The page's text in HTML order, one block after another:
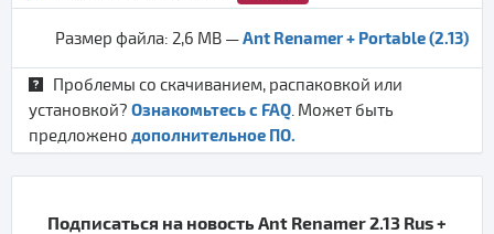
Размер файла: 2,6 MB —Ant Renamer + Portable (2.13)
Проблемы со скачиванием, распаковкой или
установкой? Ознакомьтесь с FAQ . Может быть
предложено дополнительное ПО.
Подписаться на новость Ant Renamer 2.13 Rus +